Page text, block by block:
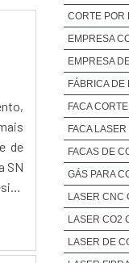
de
SN
CORTE POR
EMPRESA
EMPRESA
FÁBRICA DE
FACA
FACA
FACAS DE
GÁS PARA
LASER CNC
LASER CO2
LASER DE